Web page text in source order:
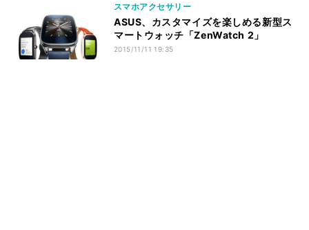
スマホアクセサリー
ASUS、カスタマイズを楽しめる新型ス
マートウォッチ「ZenWatch 2」
2015/11/11 19:35